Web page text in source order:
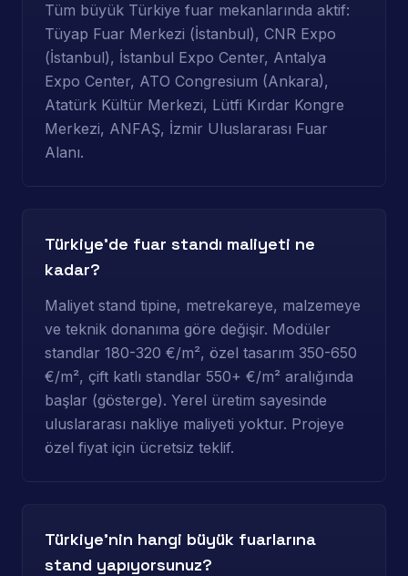
Tüm büyük Türkiye fuar mekanlarında aktif:
Tüyap Fuar Merkezi (İstanbul), CNR Expo
(İstanbul), İstanbul Expo Center, Antalya
Expo Center, ATO Congresium (Ankara),
Atatürk Kültür Merkezi, Lütfi Kırdar Kongre
Merkezi, ANFAŞ, İzmir Uluslararası Fuar
Alanı.
Türkiye'de fuar standı maliyeti ne
kadar?
Maliyet stand tipine, metrekareye, malzemeye
ve teknik donanıma göre değişir. Modüler
standlar 180-320 €/m², özel tasarım 350-650
€/m², çift katlı standlar 550+ €/m² aralığında
başlar (gösterge). Yerel üretim sayesinde
uluslararası nakliye maliyeti yoktur. Projeye
özel fiyat için ücretsiz teklif.
Türkiye'nin hangi büyük fuarlarına
stand yapıyorsunuz?